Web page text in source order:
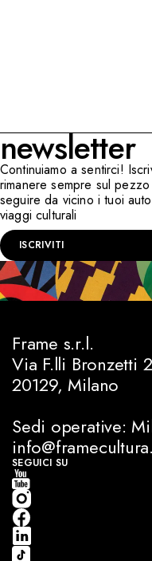
newsletter
Continuiamo a sentirci!
rimanere sempre sul
seguire da vicino i tuoi
viaggi culturali
ISCRIVITI
Frame s.r.l.
Via F.lli Bronzetti
20129, Milano
Sedi operative:
SEGUICI SU